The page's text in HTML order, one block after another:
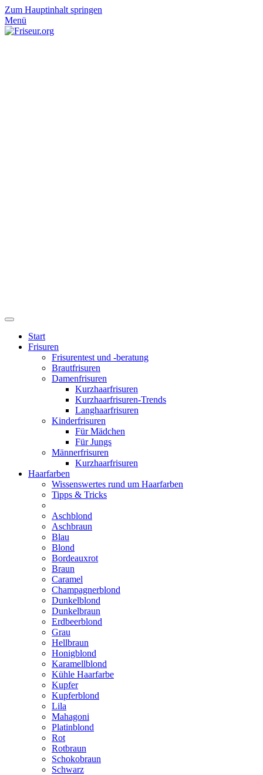
Zum Hauptinhalt springen
Menü
Start
Frisuren
Frisurentest und -beratung
Brautfrisuren
Damenfrisuren
Kurzhaarfrisuren
Kurzhaarfrisuren-Trends
Langhaarfrisuren
Kinderfrisuren
Für Mädchen
Für Jungs
Männerfrisuren
Kurzhaarfrisuren
Haarfarben
Wissenswertes rund um Haarfarben
Tipps & Tricks
Aschblond
Aschbraun
Blau
Blond
Bordeauxrot
Braun
Caramel
Champagnerblond
Dunkelblond
Dunkelbraun
Erdbeerblond
Grau
Hellbraun
Honigblond
Karamellblond
Kühle Haarfarbe
Kupfer
Kupferblond
Lila
Mahagoni
Platinblond
Rot
Rotbraun
Schokobraun
Schwarz